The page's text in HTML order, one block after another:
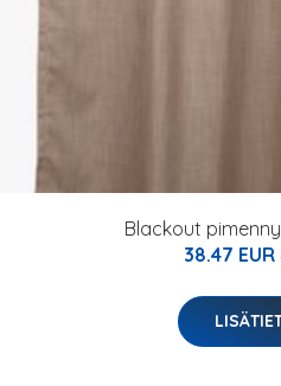
Blackout
38.47 EUR